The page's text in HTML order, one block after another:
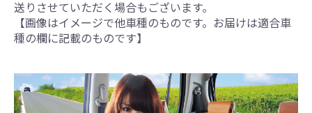
送りさせていただく場合もございます。
【画像はイメージで他車種のものです。お届けは適合車
種の欄に記載のものです】